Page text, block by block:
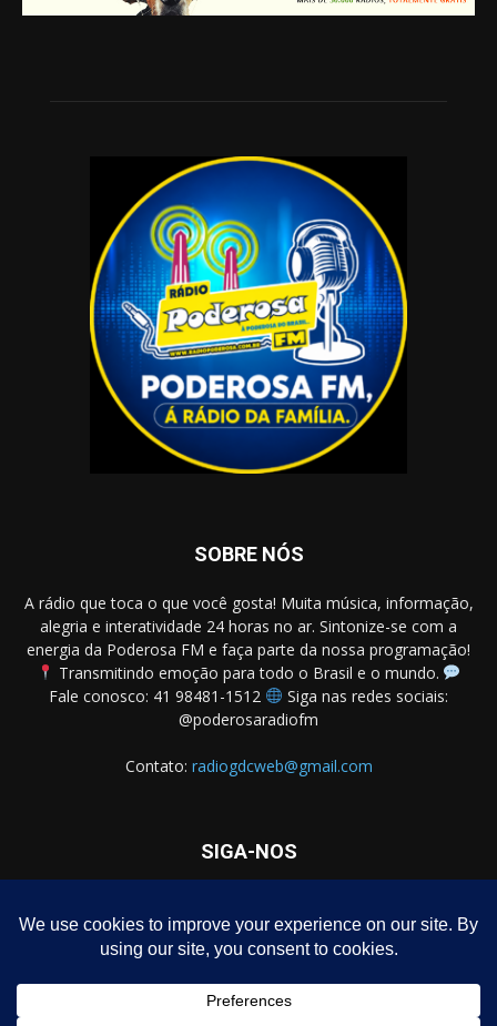
SOBRE NÓS
A rádio que toca o que você gosta! Muita música, informação,
alegria e interatividade 24 horas no ar. Sintonize-se com a
energia da Poderosa FM e faça parte da nossa programação!
Transmitindo emoção para todo o Brasil e o mundo.
Fale conosco: 41 98481-1512
Siga nas redes sociais:
@poderosaradiofm
Contato: radiogdcweb@gmail.com
SIGA-NOS
Homepage – Download de Programa Grátis